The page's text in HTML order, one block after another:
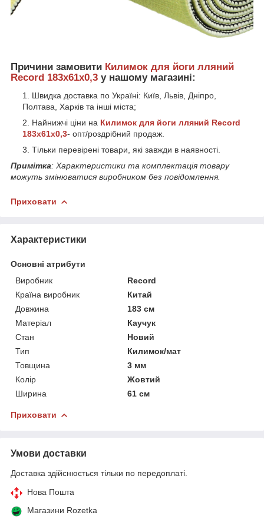
Причини замовити Килимок для йоги лляний
Record 183x61x0,3 у нашому магазині:
Швидка доставка по Україні: Київ, Львів, Дніпро,
Полтава, Харків та інші міста;
Найнижчі ціни на Килимок для йоги лляний Record
183x61x0,3- опт/роздрібний продаж.
Тільки перевірені товари, які завжди в наявності.
Примітка: Характеристики та комплектація товару
можуть змінюватися виробником без повідомлення.
Приховати
Характеристики
Основні атрибути
Виробник
Record
Країна виробник
Китай
Довжина
183 см
Матеріал
Каучук
Стан
Новий
Тип
Килимок/мат
Товщина
3 мм
Колір
Жовтий
Ширина
61 см
Приховати
Умови доставки
Доставка здійснюється тільки по передоплаті.
Нова Пошта
Магазини Rozetka